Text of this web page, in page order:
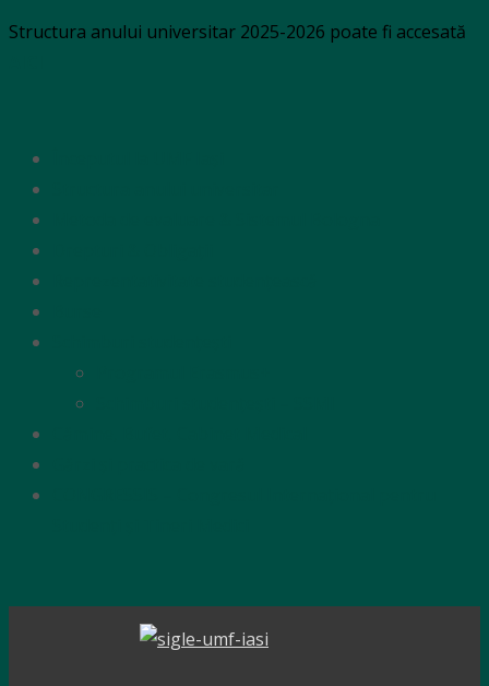
Structura anului universitar 2025-2026 poate fi accesată